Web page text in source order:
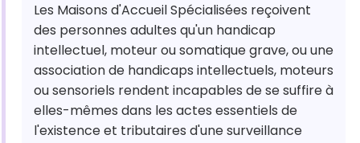
Les Maisons d'Accueil Spécialisées reçoivent
des personnes adultes qu'un handicap
intellectuel, moteur ou somatique grave, ou une
association de handicaps intellectuels, moteurs
ou sensoriels rendent incapables de se suffire à
elles-mêmes dans les actes essentiels de
l'existence et tributaires d'une surveillance